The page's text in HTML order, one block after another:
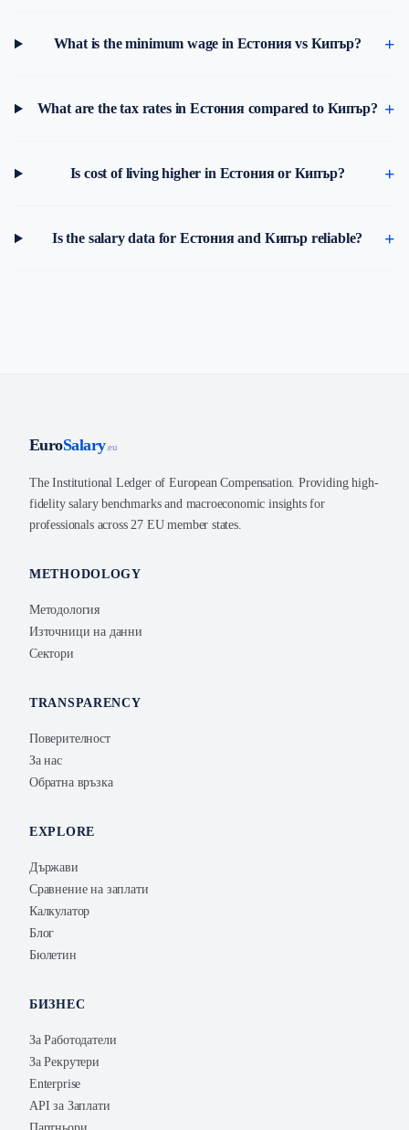
What is the minimum wage in Естония vs Кипър?
What are the tax rates in Естония compared to Кипър?
Is cost of living higher in Естония or Кипър?
Is the salary data for Естония and Кипър reliable?
EuroSalary.eu
The Institutional Ledger of European Compensation. Providing high-
fidelity salary benchmarks and macroeconomic insights for
professionals across 27 EU member states.
METHODOLOGY
Методология
Източници на данни
Сектори
TRANSPARENCY
Поверителност
За нас
Обратна връзка
EXPLORE
Държави
Сравнение на заплати
Калкулатор
Блог
Бюлетин
БИЗНЕС
За Работодатели
За Рекрутери
Enterprise
API за Заплати